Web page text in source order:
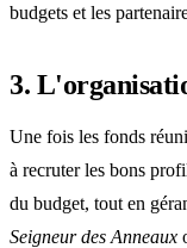
budgets et les
3.
Une fois les fonds
à recruter les bons
du budget, tout en
Seigneur des Anneaux